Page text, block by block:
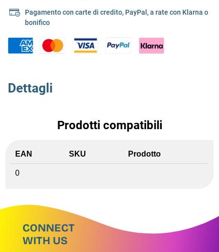
Pagamento con carte di credito, PayPal, a rate con Klarna o
bonifico
Dettagli
Prodotti compatibili
EAN SKU Prodotto
0
CONNECT
WITH US